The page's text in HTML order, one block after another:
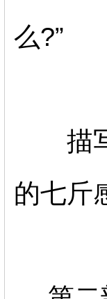
么?”
描写
的七斤